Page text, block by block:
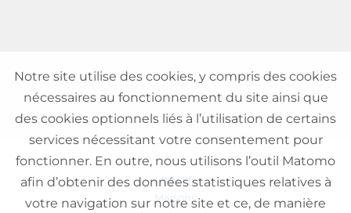
VENTE
Maisons
Notre site utilise des cookies, y compris des cookies
nécessaires au fonctionnement du site ainsi que
des cookies optionnels liés à l’utilisation de certains
services nécessitant votre consentement pour
fonctionner. En outre, nous utilisons l’outil Matomo
afin d’obtenir des données statistiques relatives à
votre navigation sur notre site et ce, de manière